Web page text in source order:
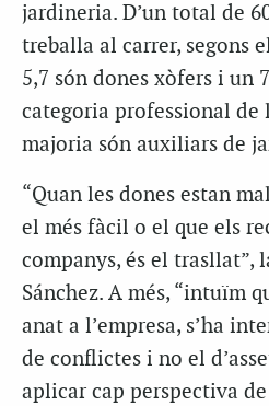
jardineria. D’un total de
treballa al carrer, segons
5,7 són dones xòfers i un
categoria professional de
majoria són auxiliars de
“Quan les dones estan
el més fàcil o el que els
companys, és el trasllat”,
Sánchez. A més, “intuïm
anat a l’empresa, s’ha
de conflictes i no el
aplicar cap perspectiva de